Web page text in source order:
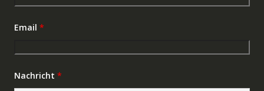
Email *
Nachricht *